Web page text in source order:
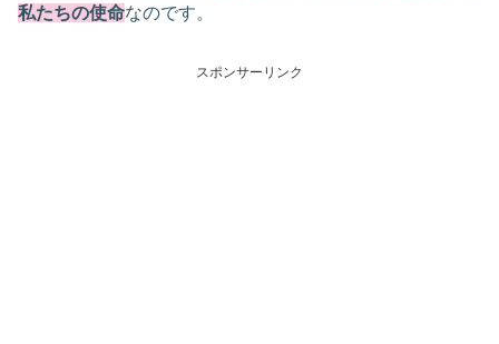
私たちの使命なのです。
スポンサーリンク